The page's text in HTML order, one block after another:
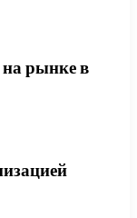
рынке в